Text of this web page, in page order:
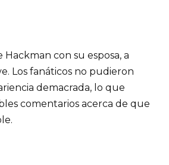
Hackman con su esposa, a
Los fanáticos no pudieron
demacrada, lo que
comentarios acerca de que